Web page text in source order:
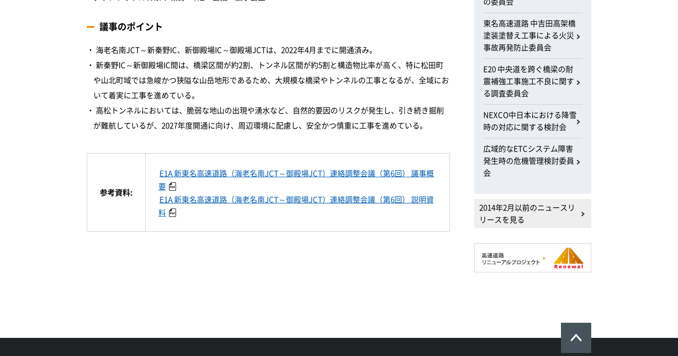
議事のポイント
海老名南JCT～新秦野IC、新御殿場IC～御殿場JCTは、2022年4月までに開通済み。
新秦野IC～新御殿場IC間は、橋梁区間が約2割、トンネル区間が約5割と構造物比率が高く、特に松田町
や山北町域では急峻かつ狭隘な山岳地形であるため、大規模な橋梁やトンネルの工事となるが、全域にお
いて着実に工事を進めている。
高松トンネルにおいては、脆弱な地山の出現や湧水など、自然的要因のリスクが発生し、引き続き掘削
が難航しているが、2027年度開通に向け、周辺環境に配慮し、安全かつ慎重に工事を進めている。
参考資料:
E1A 新東名高速道路（海老名南JCT～御殿場JCT）連絡調整会議（第6回） 議事概
要
E1A 新東名高速道路（海老名南JCT～御殿場JCT）連絡調整会議（第6回） 説明資
料
東名高速道路 中吉田高架橋
塗装塗替え工事による火災
事故再発防止委員会
E20 中央道を跨ぐ橋梁の耐
震補強工事施工不良に関す
る調査委員会
NEXCO中日本における降雪
時の対応に関する検討会
広域的なETCシステム障害
発生時の危機管理検討委員
会
2014年2月以前のニュースリ
リースを見る